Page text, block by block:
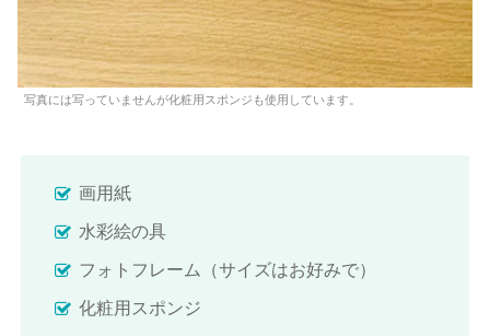
写真には写っていませんが化粧用スポンジも使用しています。
画用紙
水彩絵の具
フォトフレーム（サイズはお好みで）
化粧用スポンジ